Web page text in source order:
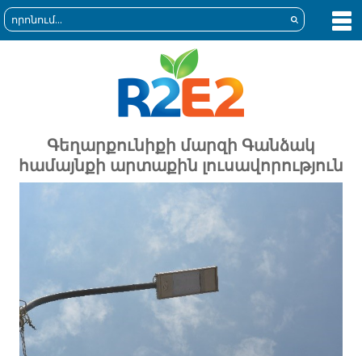
Գեղարքունիքի մարզի Գանձակ
համայնքի արտաքին լուսավորություն